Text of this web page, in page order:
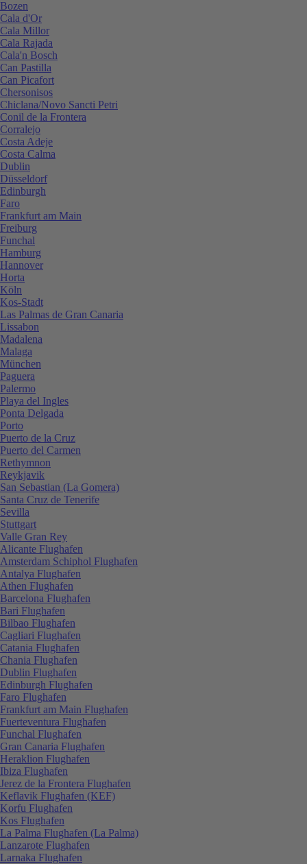
Bozen
Cala d'Or
Cala Millor
Cala Rajada
Cala'n Bosch
Can Pastilla
Can Picafort
Chersonisos
Chiclana/Novo Sancti Petri
Conil de la Frontera
Corralejo
Costa Adeje
Costa Calma
Dublin
Düsseldorf
Edinburgh
Faro
Frankfurt am Main
Freiburg
Funchal
Hamburg
Hannover
Horta
Köln
Kos-Stadt
Las Palmas de Gran Canaria
Lissabon
Madalena
Malaga
München
Paguera
Palermo
Playa del Ingles
Ponta Delgada
Porto
Puerto de la Cruz
Puerto del Carmen
Rethymnon
Reykjavik
San Sebastian (La Gomera)
Santa Cruz de Tenerife
Sevilla
Stuttgart
Valle Gran Rey
Alicante Flughafen
Amsterdam Schiphol Flughafen
Antalya Flughafen
Athen Flughafen
Barcelona Flughafen
Bari Flughafen
Bilbao Flughafen
Cagliari Flughafen
Catania Flughafen
Chania Flughafen
Dublin Flughafen
Edinburgh Flughafen
Faro Flughafen
Frankfurt am Main Flughafen
Fuerteventura Flughafen
Funchal Flughafen
Gran Canaria Flughafen
Heraklion Flughafen
Ibiza Flughafen
Jerez de la Frontera Flughafen
Keflavik Flughafen (KEF)
Korfu Flughafen
Kos Flughafen
La Palma Flughafen (La Palma)
Lanzarote Flughafen
Larnaka Flughafen